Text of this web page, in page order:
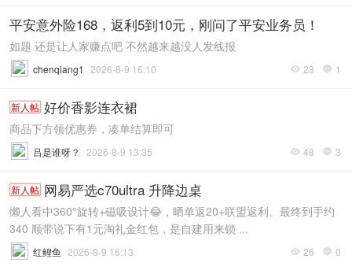
平安意外险168，返利5到10元，刚问了平安业务员！
如题 还是让人家赚点吧 不然越来越没人发线报
 23  1
chenqiang1 2026-8-9 16:10
新人帖 好价香影连衣裙
商品下方领优惠券，凑单结算即可
 48  3
吕是谁呀？ 2026-8-9 13:35
新人帖 网易严选c70ultra 升降边桌
懒人看中360°旋转+磁吸设计😂，晒单返20+联盟返利。最终到手约
340 顺带说下有1元淘礼金红包，是自建用来锁 ...
 26  0
红鲤鱼 2026-8-9 16:13